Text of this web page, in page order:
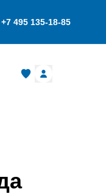
+7 495 135-18-85